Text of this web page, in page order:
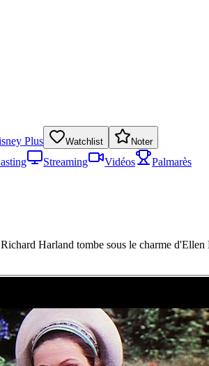
Plus Watchlist Noter
Streaming Vidéos
Palmarès
Harland tombe sous le charme